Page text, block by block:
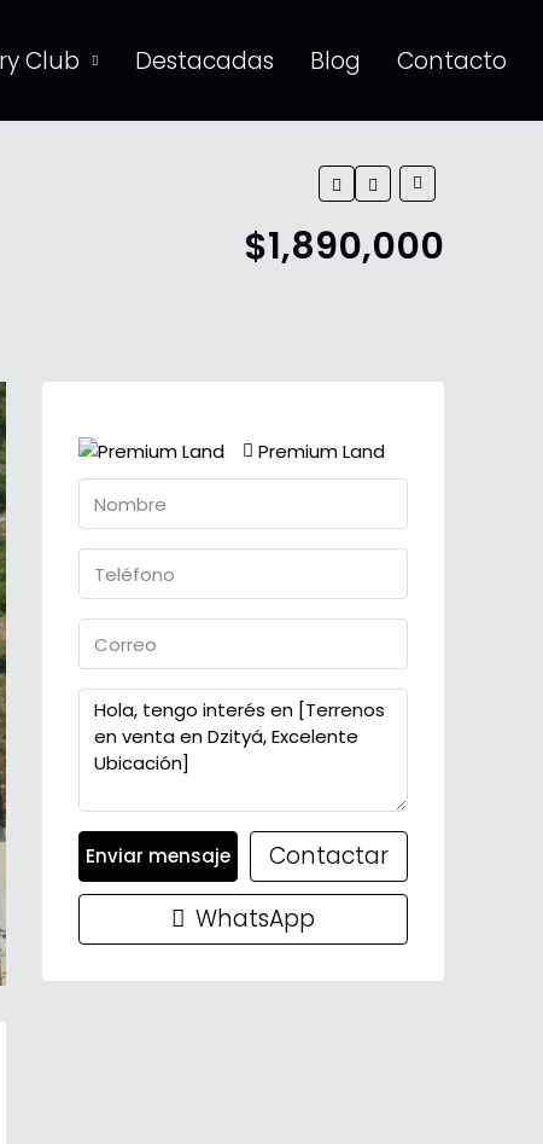
Club Destacadas Blog Contacto
$1,890,000
Premium Land
Enviar mensaje
Contactar
WhatsApp